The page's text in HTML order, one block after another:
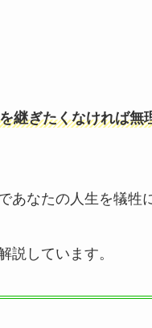
継ぎたくなければ無
なたの人生を犠牲
説しています。